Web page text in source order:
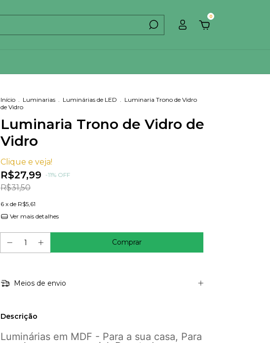
0
Início . Luminarias . Luminárias de LED . Luminaria Trono de Vidro
de Vidro
Luminaria Trono de Vidro de
Vidro
Clique e veja!
R$27,99 -11% OFF
R$31,50
6 x de R$5,61
Ver mais detalhes
Meios de envio
Descrição
Luminárias em MDF - Para a sua casa, Para